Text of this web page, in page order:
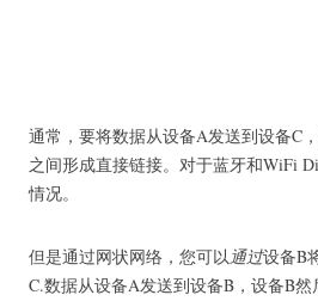
通常，要将数据从设备A发送到设备C
之间形成直接链接。对于蓝牙和WiFi
情况。
但是通过网状网络，您可以通过设备B
C.数据从设备A发送到设备B，设备B